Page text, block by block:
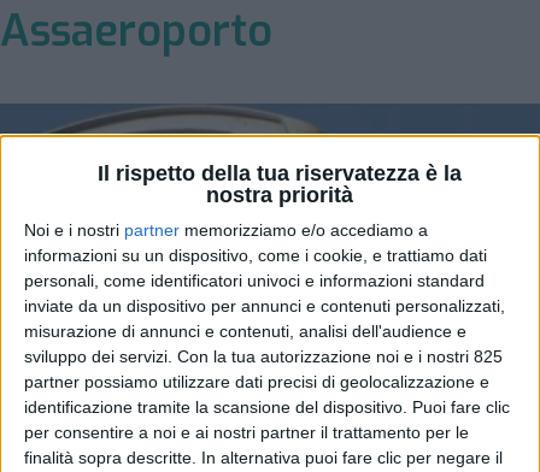
Il rispetto della tua riservatezza è la
nostra priorità
Noi e i nostri partner memorizziamo e/o accediamo a
informazioni su un dispositivo, come i cookie, e trattiamo dati
personali, come identificatori univoci e informazioni standard
inviate da un dispositivo per annunci e contenuti personalizzati,
misurazione di annunci e contenuti, analisi dell'audience e
sviluppo dei servizi. Con la tua autorizzazione noi e i nostri 825
partner possiamo utilizzare dati precisi di geolocalizzazione e
identificazione tramite la scansione del dispositivo. Puoi fare clic
per consentire a noi e ai nostri partner il trattamento per le
finalità sopra descritte. In alternativa puoi fare clic per negare il
Assaeroporto